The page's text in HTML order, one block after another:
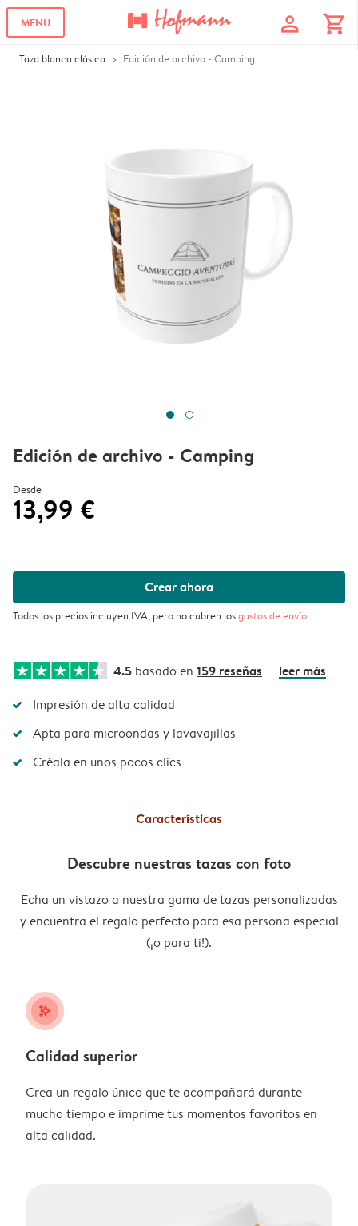
MENU profile shopping_cart
Taza blanca clásica Edición de archivo - Camping
Edición de archivo - Camping
Desde
13,99 €
Crear ahora
Todos los precios incluyen IVA, pero no cubren losgastos de envío
4.5 basado en 159 reseñas leer más
Impresión de alta calidad
Apta para microondas y lavavajillas
Créala en unos pocos clics
Características
Descubre nuestras tazas con foto
Echa un vistazo a nuestra gama de tazas personalizadas
y encuentra el regalo perfecto para esa persona especial
(¡o para ti!).
stars_plus
Calidad superior
Crea un regalo único que te acompañará durante
mucho tiempo e imprime tus momentos favoritos en
alta calidad.